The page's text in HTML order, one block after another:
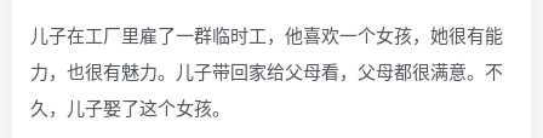
儿子在工厂里雇了一群临时工，他喜欢一个女孩，她很有能
力，也很有魅力。儿子带回家给父母看，父母都很满意。不
久，儿子娶了这个女孩。